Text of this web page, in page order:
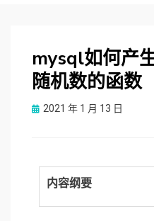
mysql如何产
随机数的函数
Posted
2021 年 1 月 13 日
内容纲要